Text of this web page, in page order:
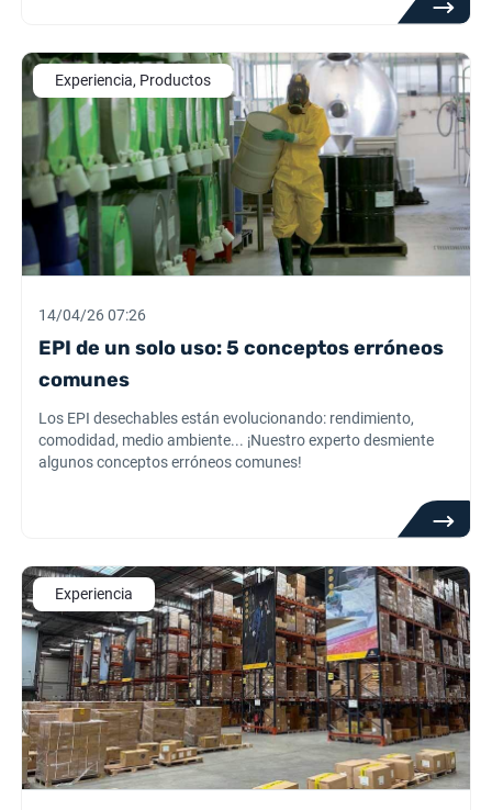
Experiencia, Productos
14/04/26 07:26
EPI de un solo uso: 5 conceptos erróneos
comunes
Los EPI desechables están evolucionando: rendimiento,
comodidad, medio ambiente... ¡Nuestro experto desmiente
algunos conceptos erróneos comunes!
Experiencia